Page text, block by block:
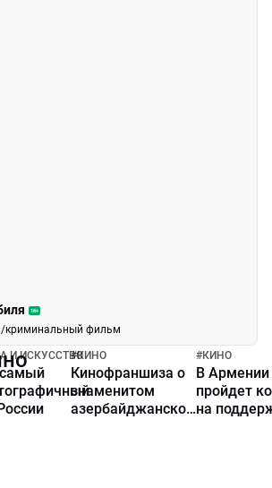
16+
криминальный фильм
И ИСКУССТВО
#КИНО
Кинофраншиза о
знаменитом
азербайджанском
#КИНО
В Армении
пройдет
на